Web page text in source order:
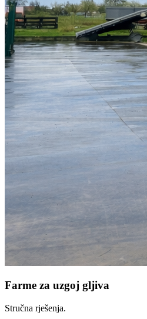
Farme za uzgoj gljiva
Stručna rješenja.